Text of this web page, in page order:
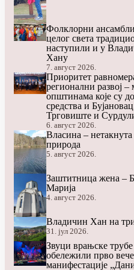
Фолклорни
целог света
наступили и у
Хану
7. август 2026.
Приоритет
регионални развој –
општинама које су
средства и
Трговиште и
6. август 2026.
Власина – нетакнута
природа
5. август 2026.
Заштитница жена –
Марија
4. август 2026.
Владичин Хан на
31. јул 2026.
Звуци врањске трубе
обележили прво вече
манифестације